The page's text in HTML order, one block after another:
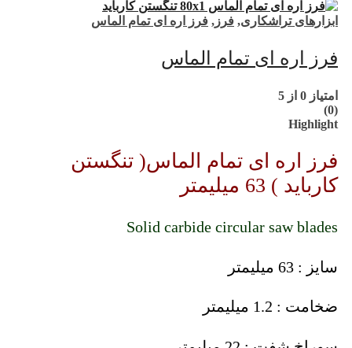
ابزارهای تراشکاری, فرز , فرز اره ای تمام الماس
فرز اره ای تمام الماس
امتیاز 0 از 5
(0)
Highlight
فرز اره ای تمام الماس( تنگستن
کارباید ) 63 میلیمتر
Solid carbide circular saw blades
سایز : 63 میلیمتر
ضخامت : 1.2 میلیمتر